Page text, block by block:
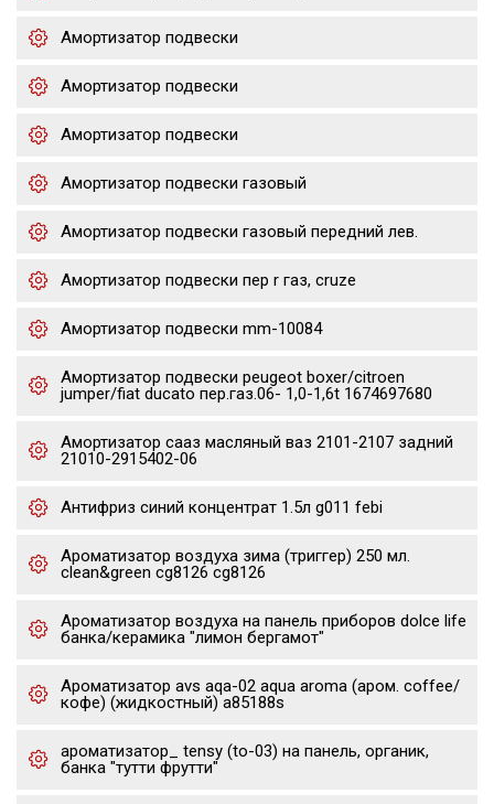
Амортизатор подвески
Амортизатор подвески
Амортизатор подвески
Амортизатор подвески газовый
Амортизатор подвески газовый передний лев.
Амортизатор подвески пер r газ, cruze
Амортизатор подвески mm-10084
Амортизатор подвески peugeot boxer/citroen
jumper/fiat ducato пер.газ.06- 1,0-1,6t 1674697680
Амортизатор сааз масляный ваз 2101-2107 задний
21010-2915402-06
Антифриз синий концентрат 1.5л g011 febi
Ароматизатор воздуха зима (триггер) 250 мл.
clean&green cg8126 cg8126
Ароматизатор воздуха на панель приборов dolce life
банка/керамика "лимон бергамот"
Ароматизатор avs aqa-02 aqua aroma (аром. coffee/
кофе) (жидкостный) a85188s
ароматизатор_ tensy (to-03) на панель, органик,
банка "тутти фрутти"